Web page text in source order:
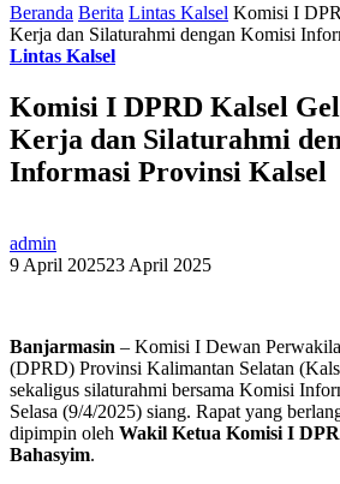
Beranda Berita Lintas Kalsel Komisi I
Kerja dan Silaturahmi dengan Komisi
Lintas Kalsel
Komisi I DPRD Kalsel
Kerja dan Silaturahmi
Informasi Provinsi Kalsel
admin
9 April 202523 April 2025
Banjarmasin – Komisi I Dewan
(DPRD) Provinsi Kalimantan Selatan
sekaligus silaturahmi bersama Komisi
Selasa (9/4/2025) siang. Rapat yang
dipimpin oleh Wakil Ketua Komisi I
Bahasyim.